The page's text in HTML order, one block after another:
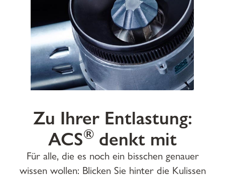
Zu Ihrer Entlastung:
ACS® denkt mit
Für alle, die es noch ein bisschen genauer
wissen wollen: Blicken Sie hinter die Kulissen